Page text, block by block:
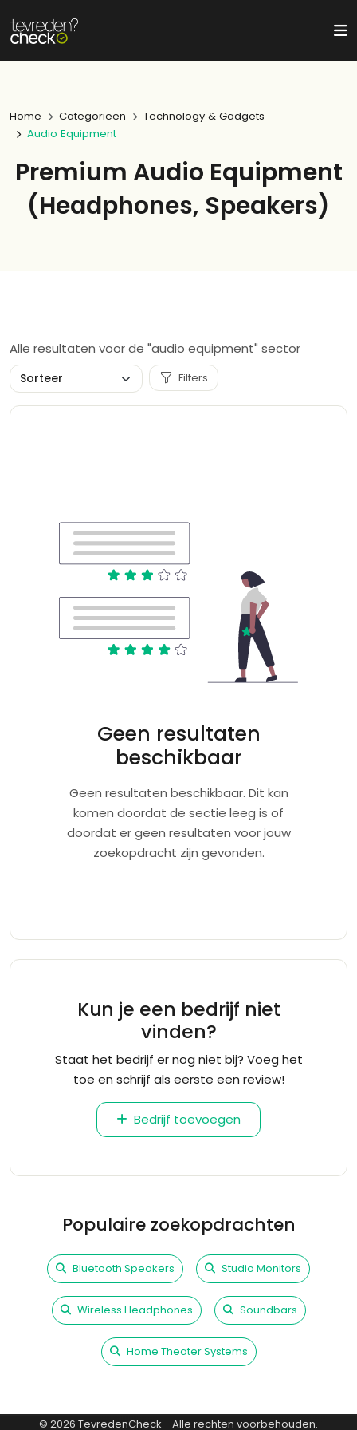
Home Categorieën
Technology & Gadgets
Audio Equipment
Premium Audio Equipment
(Headphones, Speakers)
Alle resultaten voor de "audio equipment" sector
Filters
Geen resultaten
beschikbaar
Geen resultaten beschikbaar. Dit kan
komen doordat de sectie leeg is of
doordat er geen resultaten voor jouw
zoekopdracht zijn gevonden.
Kun je een bedrijf niet
vinden?
Staat het bedrijf er nog niet bij? Voeg het
toe en schrijf als eerste een review!
Bedrijf toevoegen
Populaire zoekopdrachten
Bluetooth Speakers Studio Monitors
Wireless Headphones Soundbars
Home Theater Systems
© 2026 TevredenCheck - Alle rechten voorbehouden.